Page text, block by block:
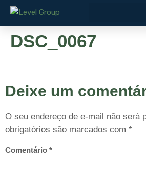
DSC_0067
Deixe um
O seu endereço de e-mail não será
obrigatórios são marcados com *
Comentário *